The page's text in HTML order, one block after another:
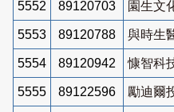
5552 89120703 園生文
5553 89120788 與時生
5554 89120942 慷智科
5555 89122596 勵迪爾